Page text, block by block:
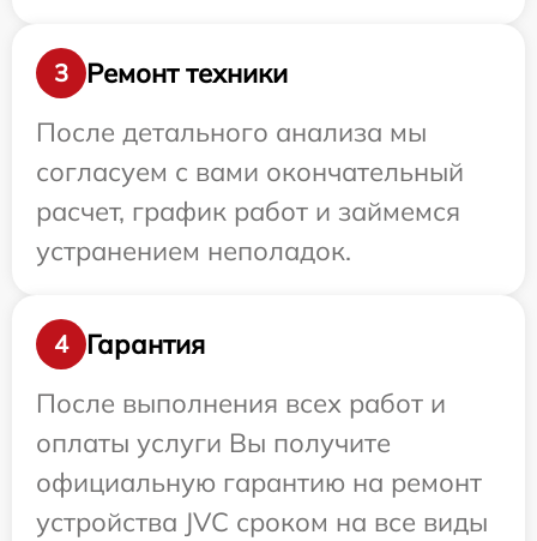
3
Ремонт техники
После детального анализа мы
согласуем с вами окончательный
расчет, график работ и займемся
устранением неполадок.
4
Гарантия
После выполнения всех работ и
оплаты услуги Вы получите
официальную гарантию на ремонт
устройства JVC сроком на все виды